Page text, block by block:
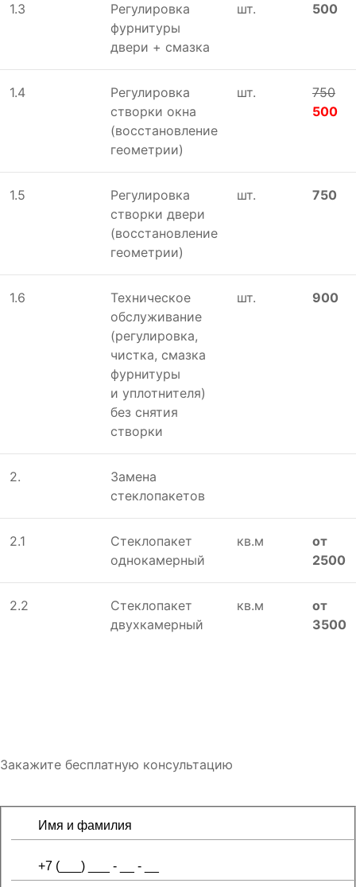
1.3
Регулировка
фурнитуры
двери + смазка
шт. 500
1.4
Регулировка
створки окна
(восстановление
геометрии)
шт.
750
500
1.5
Регулировка
створки двери
(восстановление
геометрии)
шт. 750
1.6
Техническое
обслуживание
(регулировка,
чистка, смазка
фурнитуры
и уплотнителя)
без снятия
створки
шт. 900
2.
Замена
стеклопакетов
2.1
Стеклопакет
однокамерный
кв.м
от
2500
2.2
Стеклопакет
двухкамерный
кв.м
от
3500
Закажите бесплатную консультацию